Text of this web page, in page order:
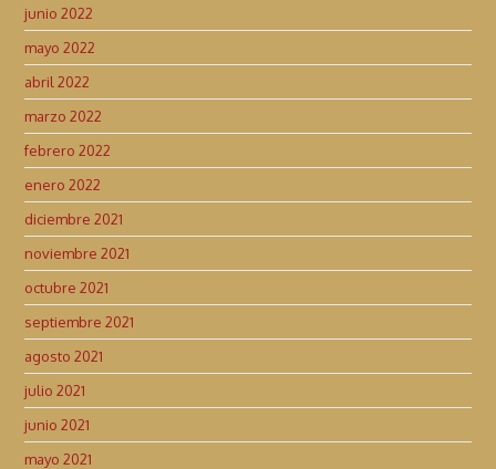
junio 2022
mayo 2022
abril 2022
marzo 2022
febrero 2022
enero 2022
diciembre 2021
noviembre 2021
octubre 2021
septiembre 2021
agosto 2021
julio 2021
junio 2021
mayo 2021